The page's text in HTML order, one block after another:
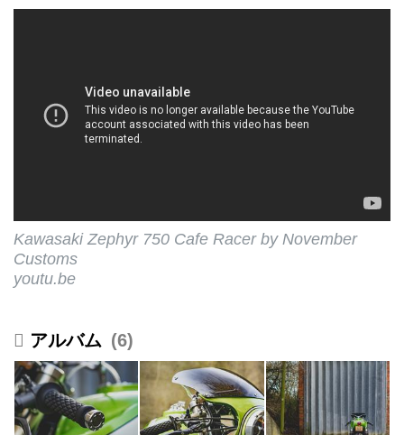
things for the bikes if weﾂcan'tﾂ
Kawasaki Zephyr 750 Cafe Racer by November
Customs
youtu.be
6